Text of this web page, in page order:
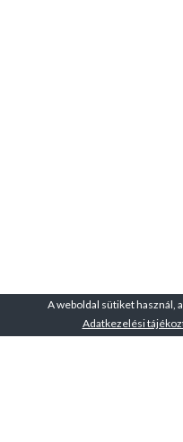
A weboldal sütiket használ,
Adatkezelési